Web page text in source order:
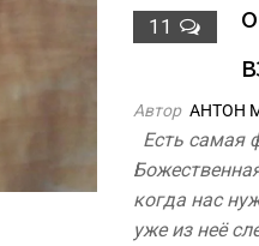
11
Автор АНТОН
Есть самая
когда нас
уже из неё